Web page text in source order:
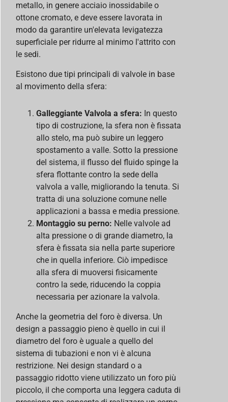
metallo, in genere acciaio inossidabile o
ottone cromato, e deve essere lavorata in
modo da garantire un'elevata levigatezza
superficiale per ridurre al minimo l'attrito con
le sedi.
Esistono due tipi principali di valvole in base
al movimento della sfera:
Galleggiante Valvola a sfera: In questo
tipo di costruzione, la sfera non è fissata
allo stelo, ma può subire un leggero
spostamento a valle. Sotto la pressione
del sistema, il flusso del fluido spinge la
sfera flottante contro la sede della
valvola a valle, migliorando la tenuta. Si
tratta di una soluzione comune nelle
applicazioni a bassa e media pressione.
Montaggio su perno: Nelle valvole ad
alta pressione o di grande diametro, la
sfera è fissata sia nella parte superiore
che in quella inferiore. Ciò impedisce
alla sfera di muoversi fisicamente
contro la sede, riducendo la coppia
necessaria per azionare la valvola.
Anche la geometria del foro è diversa. Un
design a passaggio pieno è quello in cui il
diametro del foro è uguale a quello del
sistema di tubazioni e non vi è alcuna
restrizione. Nei design standard o a
passaggio ridotto viene utilizzato un foro più
piccolo, il che comporta una leggera caduta di